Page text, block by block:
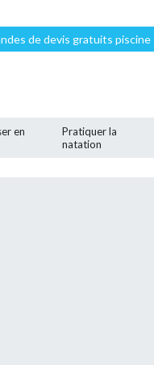
de devis gratuits piscine
en
Pratiquer la
natation